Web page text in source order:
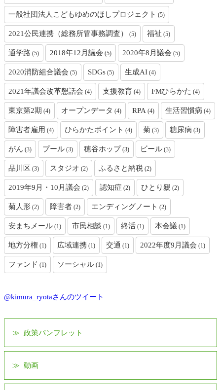
一般社団法人こどもゆめのほしプロジェクト (5)
2021公民連携（総務所管事務調査） (5) 福祉 (5)
通学路 (5) 2018年12月議会 (5) 2020年8月議会 (5)
2020消防組合議会 (5) SDGs (5) 生成AI (4)
2021年議会改革懇話会 (4) 支援教育 (4) FMひらかた (4)
東京第2期 (4) オープンデータ (4) RPA (4) 生活習慣病 (4)
障害者雇用 (4) ひらかたポイント (4) 菊 (3) 糖尿病 (3)
がん (3) プール (3) 穂谷ホップ (3) ビール (3)
品川区 (3) スタジオ (2) ふるさと納税 (2)
2019年9月・10月議会 (2) 認知症 (2) ひとり親 (2)
菊人形 (2) 障害者 (2) エンディングノート (2)
安まちメール (1) 市民相談 (1) 終活 (1) 本会議 (1)
地方分権 (1) 広域連携 (1) 交通 (1) 2022年度9月議会 (1)
ファンド (1) ソーシャル (1)
@kimura_ryotaさんのツイート
政策パンフレット
動画